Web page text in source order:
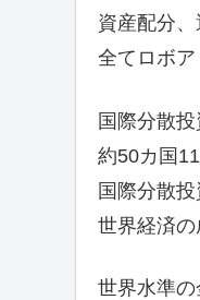
資産配分、
全てロボア
国際分散投
約50カ国
国際分散投
世界経済の
世界水準